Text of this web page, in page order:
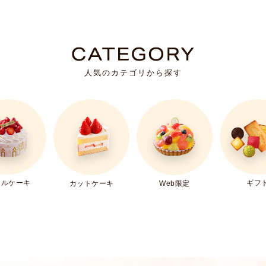
人気のカテゴリから探す
ケーキ カットケーキ Web限定 ギフ